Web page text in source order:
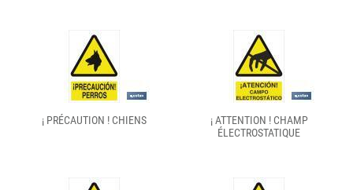
¡ PRÉCAUTION ! CHIENS
¡ ATTENTION ! CHAMP
ÉLECTROSTATIQUE